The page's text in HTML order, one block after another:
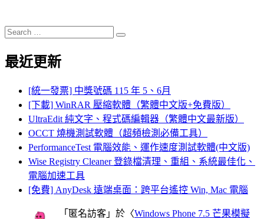
Search
for:
Search
最近更新
[統一發票] 中獎號碼 115 年 5、6月
[下載] WinRAR 壓縮軟體（繁體中文版+免費版）
UltraEdit 純文字、程式碼編輯器（繁體中文最新版）
OCCT 燒機測試軟體（超頻檢測必備工具）
PerformanceTest 電腦效能、運作速度測試軟體(中文版)
Wise Registry Cleaner 登錄檔清理、重組、系統最佳化、
電腦加速工具
[免費] AnyDesk 遠端桌面：跨平台遙控 Win, Mac 電腦
「 匿名訪客 」於〈Windows Phone 7.5 芒果模擬